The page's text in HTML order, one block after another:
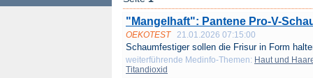
"Mangelhaft": Pantene Pro-V-
OEKOTEST 21.01.2026 07:15:00
Schaumfestiger sollen die Frisur in Form
weiterführende Medinfo-Themen: Haut und
Titandioxid